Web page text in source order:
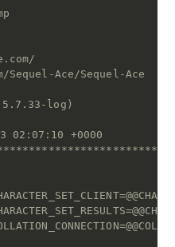
Ace/Sequel-Ace
5.7.33-log)
02:07:10 +0000